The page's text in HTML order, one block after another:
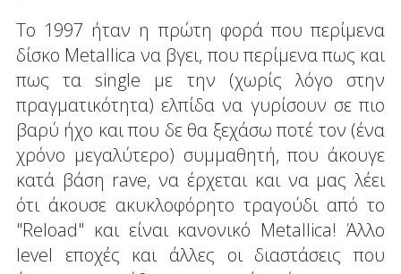
Το 1997 ήταν η πρώτη φορά που περίμενα
δίσκο Metallica να βγει, που περίμενα πως και
πως τα single με την (χωρίς λόγο στην
πραγματικότητα) ελπίδα να γυρίσουν σε πιο
βαρύ ήχο και που δε θα ξεχάσω ποτέ τον (ένα
χρόνο μεγαλύτερο) συμμαθητή, που άκουγε
κατά βάση rave, να έρχεται και να μας λέει
ότι άκουσε ακυκλοφόρητο τραγούδι από το
"Reload" και είναι κανονικό Metallica! Άλλο
level εποχές και άλλες οι διαστάσεις που